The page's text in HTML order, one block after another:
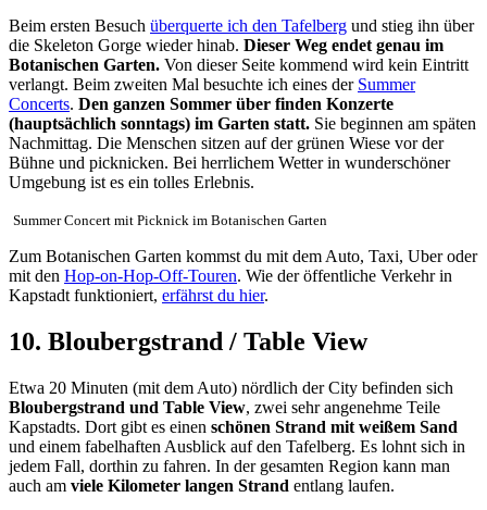
Beim ersten Besuch überquerte ich den Tafelberg und stieg ihn über
die Skeleton Gorge wieder hinab. Dieser Weg endet genau im
Botanischen Garten. Von dieser Seite kommend wird kein Eintritt
verlangt. Beim zweiten Mal besuchte ich eines der Summer
Concerts. Den ganzen Sommer über finden Konzerte
(hauptsächlich sonntags) im Garten statt. Sie beginnen am späten
Nachmittag. Die Menschen sitzen auf der grünen Wiese vor der
Bühne und picknicken. Bei herrlichem Wetter in wunderschöner
Umgebung ist es ein tolles Erlebnis.
Summer Concert mit Picknick im Botanischen Garten
Zum Botanischen Garten kommst du mit dem Auto, Taxi, Uber oder
mit den Hop-on-Hop-Off-Touren. Wie der öffentliche Verkehr in
Kapstadt funktioniert, erfährst du hier.
10. Bloubergstrand / Table View
Etwa 20 Minuten (mit dem Auto) nördlich der City befinden sich
Bloubergstrand und Table View, zwei sehr angenehme Teile
Kapstadts. Dort gibt es einen schönen Strand mit weißem Sand
und einem fabelhaften Ausblick auf den Tafelberg. Es lohnt sich in
jedem Fall, dorthin zu fahren. In der gesamten Region kann man
auch am viele Kilometer langen Strand entlang laufen.